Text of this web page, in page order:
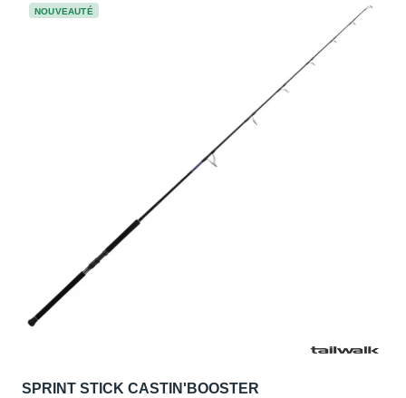
NOUVEAUTÉ
SPRINT STICK CASTIN'BOOSTER